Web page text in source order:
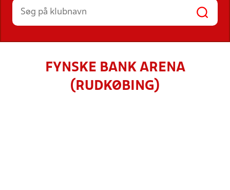
FYNSKE BANK ARENA
(RUDKØBING)